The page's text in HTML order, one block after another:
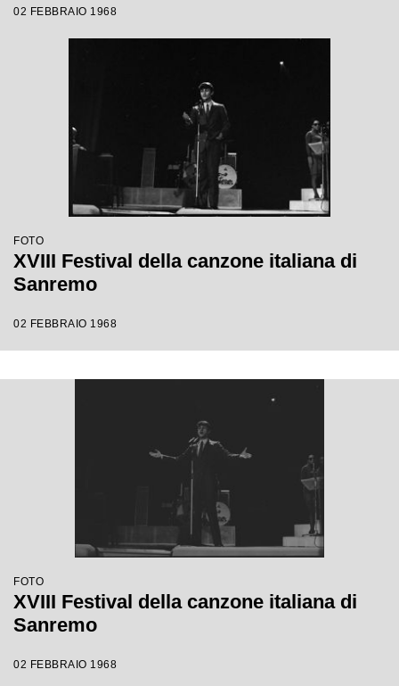
02 FEBBRAIO 1968
FOTO
XVIII Festival della canzone italiana di
Sanremo
02 FEBBRAIO 1968
FOTO
XVIII Festival della canzone italiana di
Sanremo
02 FEBBRAIO 1968